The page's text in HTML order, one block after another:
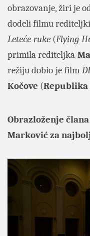
obrazovanje, žiri je
dodeli filmu rediteljki
Leteće ruke (Flying
primila rediteljka
režiju dobio je film
Kočove (Republika
Obrazloženje
Marković za